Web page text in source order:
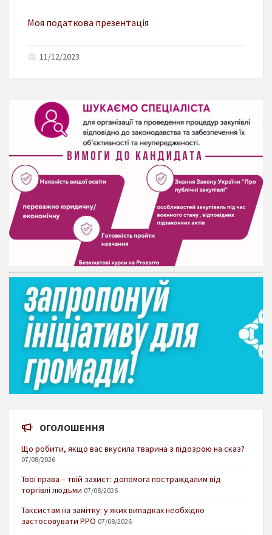
Моя податкова презентація
11/12/2023
ОГОЛОШЕННЯ
Що робити, якщо вас вкусила тварина з підозрою на сказ?
07/08/2026
Твої права – твій захист: допомога постраждалим від
торгівлі людьми 07/08/2026
Таксистам на замітку: у яких випадках необхідно
застосовувати РРО 07/08/2026